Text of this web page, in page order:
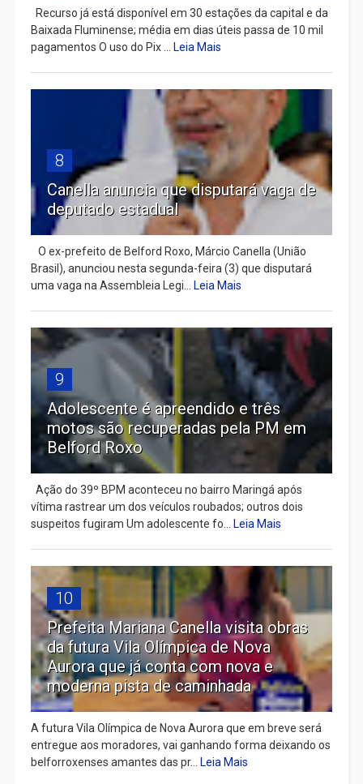
Recurso já está disponível em 30 estações da capital e da
Baixada Fluminense; média em dias úteis passa de 10 mil
pagamentos O uso do Pix ...
Leia Mais
8
Canella anuncia que disputará vaga de
deputado estadual
​ O ex-prefeito de Belford Roxo, Márcio Canella (União
Brasil), anunciou nesta segunda-feira (3) que disputará
uma vaga na Assembleia Legi...
Leia Mais
9
Adolescente é apreendido e três
motos são recuperadas pela PM em
Belford Roxo
Ação do 39º BPM aconteceu no bairro Maringá após
vítima rastrear um dos veículos roubados; outros dois
suspeitos fugiram Um adolescente fo...
Leia Mais
10
Prefeita Mariana Canella visita obras
da futura Vila Olímpica de Nova
Aurora que já conta com nova e
moderna pista de caminhada
A futura Vila Olímpica de Nova Aurora que em breve será
entregue aos moradores, vai ganhando forma deixando os
belforroxenses amantes das pr...
Leia Mais